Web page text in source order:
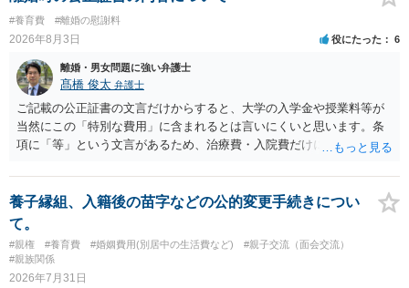
#養育費 #離婚の慰謝料
2026年8月3日 役にたった 6
離婚・男女問題に強い弁護士
髙橋 俊太 弁護士
ご記載の公正証書の文言だけからすると、大学の入学金や授業料等が
当然にこの「特別な費用」に含まれるとは言いにくいと思います。条
項に「等」という文言があるため、治療費・入院費だけに限定される
れていますので、通常は、病気や事故によって臨時に必要となった医
療費その他これに類する特別支出を念頭に置いた条項と読むのが自然
です。したがって、大学の入学金、授業料、受験費用などの教育費に
ついてまで、「この条項があるから当然に半額を請求できる」とまで
は言いにくいと思われます。なお、通常、大学進学費用をどこまで負
担すべきかについては、離婚時の合意内容のほか、子どもの年齢、大
養子縁組、入籍後の苗字などの公的変更手続きについ
て。
#親権 #養育費 #婚姻費用(別居中の生活費など)
#親子交流（面会交流）
#親族関係
2026年7月31日